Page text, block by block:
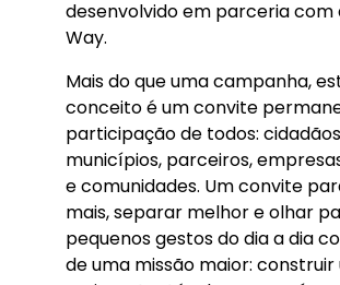
desenvolvido em parceria com
Way.
Mais do que uma campanha,
conceito é um convite
participação de todos:
municípios, parceiros,
e comunidades. Um convite
mais, separar melhor e olhar
pequenos gestos do dia a dia
de uma missão maior: